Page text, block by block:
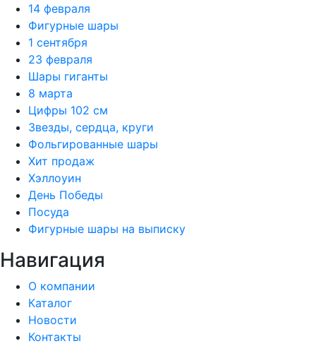
14 февраля
Фигурные шары
1 сентября
23 февраля
Шары гиганты
8 марта
Цифры 102 см
Звезды, сердца, круги
Фольгированные шары
Хит продаж
Хэллоуин
День Победы
Посуда
Фигурные шары на выписку
Навигация
О компании
Каталог
Новости
Контакты